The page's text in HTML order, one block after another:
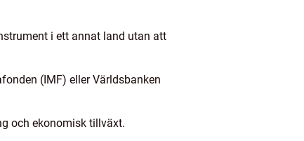
i ett annat land utan att
(IMF) eller Världsbanken
och ekonomisk tillväxt.